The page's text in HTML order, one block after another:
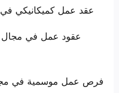
عقد عمل كميكانيكي في